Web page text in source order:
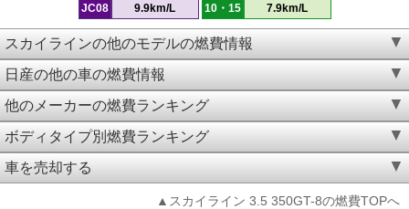
JC08 9.9km/L 10・15 7.9km/L
スカイラインの他のモデルの燃費情報
日産の他の車の燃費情報
他のメーカーの燃費ランキング
ボディタイプ別燃費ランキング
車を売却する
▲スカイライン 3.5 350GT-8の燃費TOPへ